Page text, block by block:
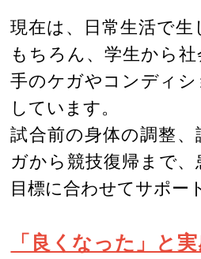
現在は、日常生活で
もちろん、学生から
手のケガやコンディ
しています。
試合前の身体の調整
ガから競技復帰まで
目標に合わせてサポー
「良くなった」と